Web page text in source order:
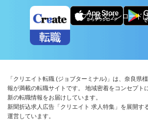
アプリ版ダウンロード
「クリエイト転職 (ジョブターミナル)」は、奈良県
報が満載の転職サイトです。 地域密着をコンセプト
新の転職情報をお届けしています。
新聞折込求人広告「クリエイト 求人特集」を展開す
運営しています。